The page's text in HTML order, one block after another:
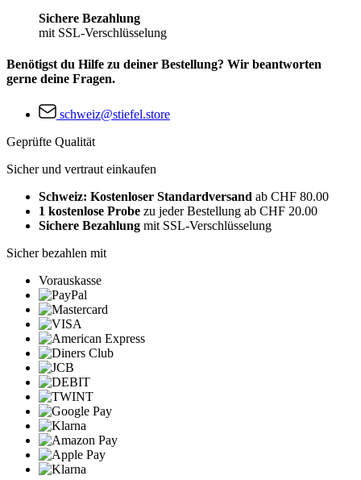
Sichere Bezahlung
mit SSL-Verschlüsselung
Benötigst du Hilfe zu deiner Bestellung? Wir beantworten
gerne deine Fragen.
schweiz@stiefel.store
Geprüfte Qualität
Sicher und vertraut einkaufen
Schweiz: Kostenloser Standardversand ab CHF 80.00
1 kostenlose Probe zu jeder Bestellung ab CHF 20.00
Sichere Bezahlung mit SSL-Verschlüsselung
Sicher bezahlen mit
Vorauskasse